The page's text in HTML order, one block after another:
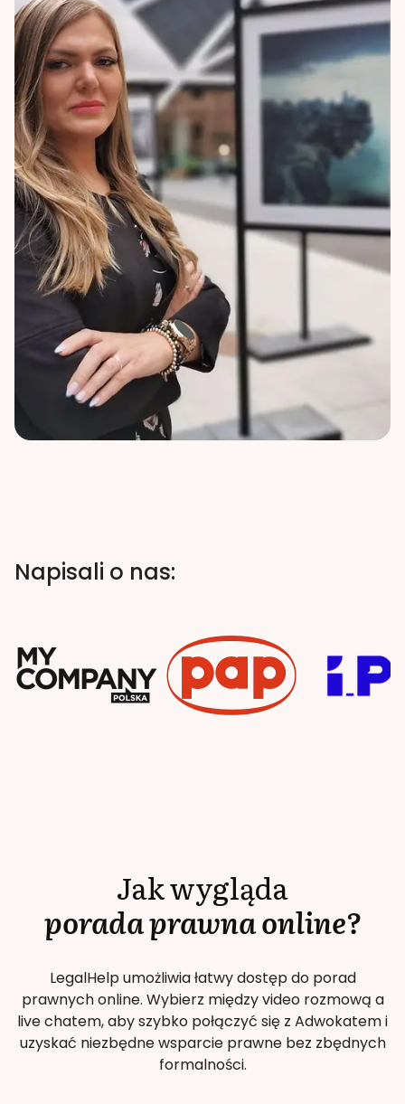
Napisali o nas:
Jak wygląda
porada prawna online?
LegalHelp umożliwia łatwy dostęp do porad
prawnych online. Wybierz między video rozmową a
live chatem, aby szybko połączyć się z Adwokatem i
uzyskać niezbędne wsparcie prawne bez zbędnych
formalności.